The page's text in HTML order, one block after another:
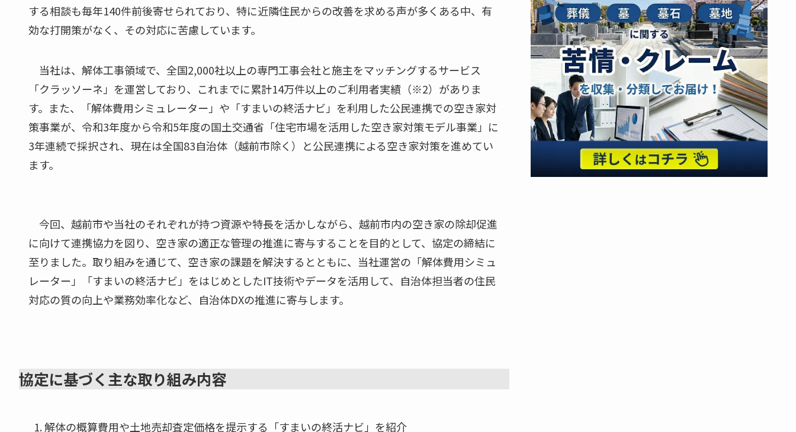
する相談も毎年140件前後寄せられており、特に近隣住民からの改善を求める声が多くある中、有
効な打開策がなく、その対応に苦慮しています。
当社は、解体工事領域で、全国2,000社以上の専門工事会社と施主をマッチングするサービス
「クラッソーネ」を運営しており、これまでに累計14万件以上のご利用者実績（※2）がありま
す。また、「解体費用シミュレーター」や「すまいの終活ナビ」を利用した公民連携での空き家対
策事業が、令和3年度から令和5年度の国土交通省「住宅市場を活用した空き家対策モデル事業」に
3年連続で採択され、現在は全国83自治体（越前市除く）と公民連携による空き家対策を進めてい
ます。
今回、越前市や当社のそれぞれが持つ資源や特長を活かしながら、越前市内の空き家の除却促進
に向けて連携協力を図り、空き家の適正な管理の推進に寄与することを目的として、協定の締結に
至りました。取り組みを通じて、空き家の課題を解決するとともに、当社運営の「解体費用シミュ
レーター」「すまいの終活ナビ」をはじめとしたIT技術やデータを活用して、自治体担当者の住民
対応の質の向上や業務効率化など、自治体DXの推進に寄与します。
協定に基づく主な取り組み内容
解体の概算費用や土地売却査定価格を提示する「すまいの終活ナビ」を紹介